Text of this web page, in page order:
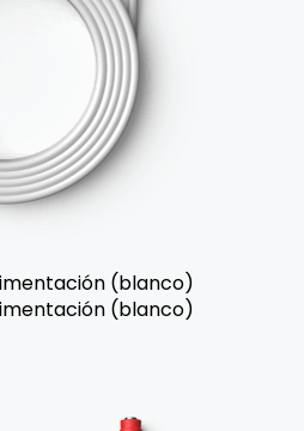
(blanco)
(blanco)